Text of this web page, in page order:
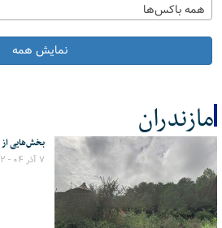
همه باکس‌ها
نمایش همه
مازندران
بخش‌هایی از
۷ آذر ۰۴ - ۲۲:۳۲